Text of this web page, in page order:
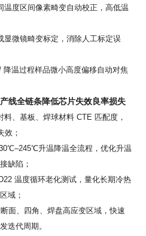
温度区间像素畸变自动校正，高低温
显微镜畸变标定，消除人工标定误
降温过程样品微小高度偏移自动对焦
线全链条降低芯片失效良率损失
料、基板、焊球材料 CTE匹配度，
效；
℃–245℃升温降温全流程，优化升温
缺陷；
温度循环老化测试，量化长期冷热
域；
面、四角、焊盘高应变区域，快速
迭代周期。